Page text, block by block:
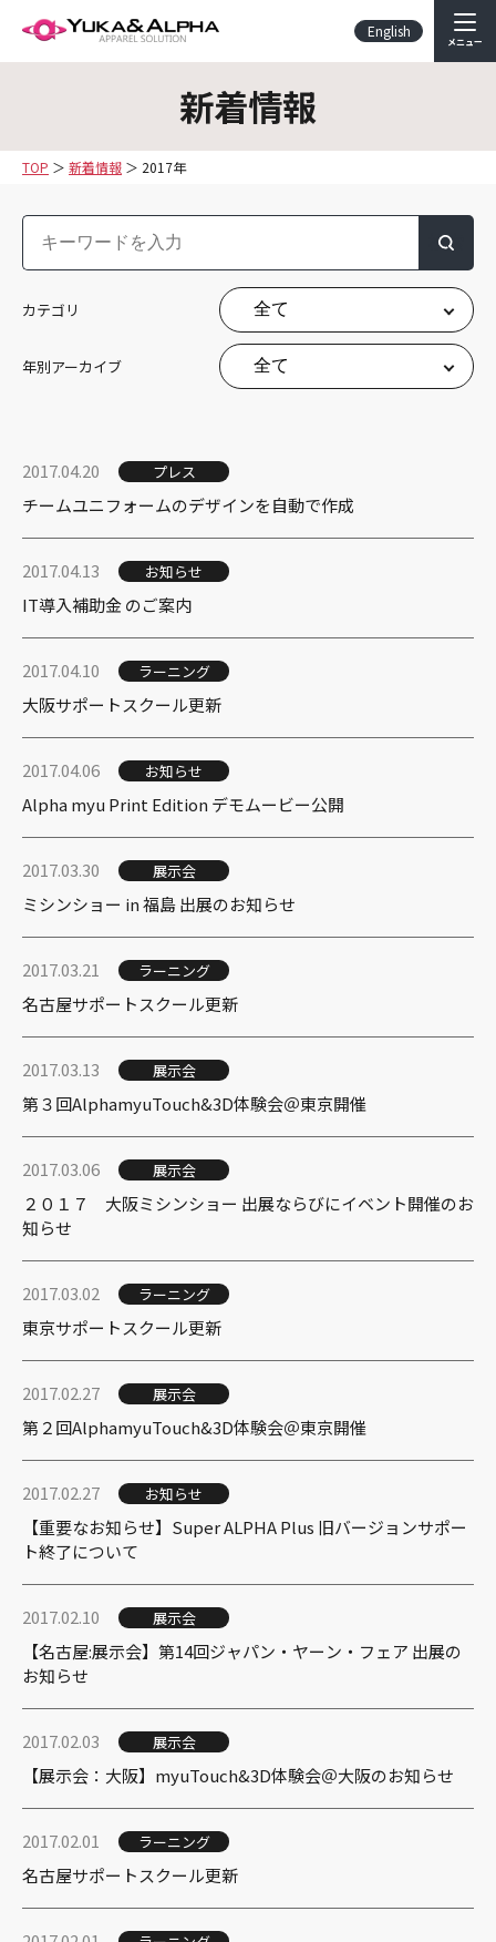
English
メニュー
新着情報
TOP 新着情報 2017年
2017.04.20 プレス
チームユニフォームのデザインを自動で作成
2017.04.13 お知らせ
IT導入補助金 のご案内
2017.04.10 ラーニング
大阪サポートスクール更新
2017.04.06 お知らせ
Alpha myu Print Edition デモムービー公開
2017.03.30 展示会
ミシンショー in 福島 出展のお知らせ
2017.03.21 ラーニング
名古屋サポートスクール更新
2017.03.13 展示会
第３回AlphamyuTouch&3D体験会＠東京開催
2017.03.06 展示会
２０１７ 大阪ミシンショー 出展ならびにイベント開催のお
知らせ
2017.03.02 ラーニング
東京サポートスクール更新
2017.02.27 展示会
第２回AlphamyuTouch&3D体験会＠東京開催
2017.02.27 お知らせ
【重要なお知らせ】Super ALPHA Plus 旧バージョンサポー
ト終了について
2017.02.10 展示会
【名古屋:展示会】第14回ジャパン・ヤーン・フェア 出展の
お知らせ
2017.02.03 展示会
【展示会：大阪】myuTouch&3D体験会＠大阪のお知らせ
2017.02.01 ラーニング
名古屋サポートスクール更新
検索
カテゴリ
年別アーカイブ